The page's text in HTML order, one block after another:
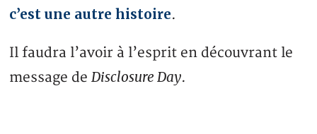
c’est une autre histoire.
Il faudra l’avoir à l’esprit en découvrant le
message deDisclosure Day.